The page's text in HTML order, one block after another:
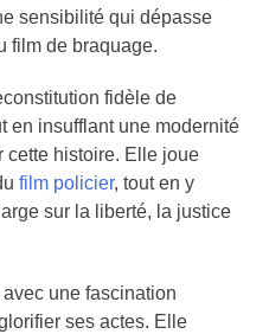
sensibilité qui dépasse
film de braquage.
fidèle de
en insufflant une modernité
cette histoire. Elle joue
film policier, tout en y
sur la liberté, la justice
une fascination
ses actes. Elle